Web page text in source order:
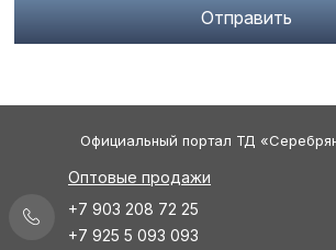
Отправить
Официальный портал ТД
Оптовые продажи
+7 903 208 72 25
+7 925 5 093 093